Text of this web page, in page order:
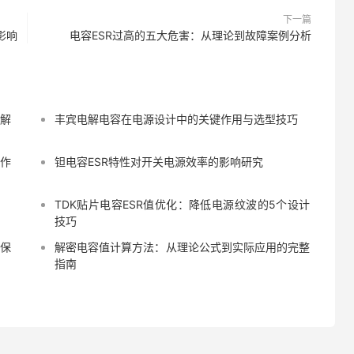
响
下一篇
电容ESR过高的五大危害：从理论到故障案例分析
丰宾电解电容在电源设计中的关键作用与选型技巧
钽电容ESR特性对开关电源效率的影响研究
TDK贴片电容ESR值优化：降低电源纹波的5个设计
技巧
解密电容值计算方法：从理论公式到实际应用的完整
指南